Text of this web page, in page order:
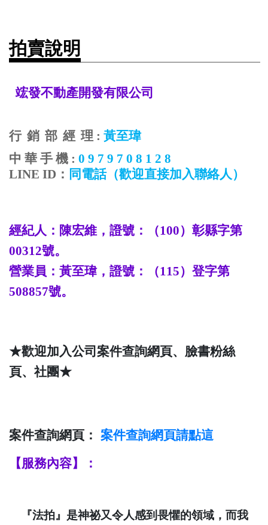
拍賣說明
竤發不動產開發有限公司
行 銷 部 經 理 : 黃至瑋
中 華 手 機 : 0 9 7 9 7 0 8 1 2 8
LINE ID ： 同電話（歡迎直接加入聯絡人）
經紀人：陳宏維，證號：（100）彰縣字第
00312號。
營業員： 黃至瑋，證號：（115）登字第
508857號。
★歡迎加入公司案件查詢網頁、臉書粉絲
頁、社團★
案件查詢網頁： 案件查詢網頁請點這
【服務內容】：
『法拍』是神祕又令人感到畏懼的領域，而我